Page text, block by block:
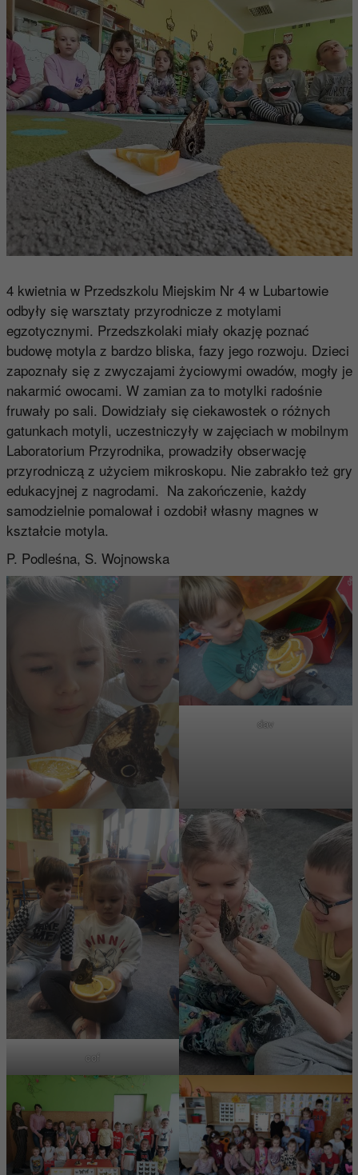
4 kwietnia w Przedszkolu Miejskim Nr 4 w Lubartowie
odbyły się warsztaty przyrodnicze z motylami
egzotycznymi. Przedszkolaki miały okazję poznać
budowę motyla z bardzo bliska, fazy jego rozwoju. Dzieci
zapoznały się z zwyczajami życiowymi owadów, mogły je
nakarmić owocami. W zamian za to motylki radośnie
fruwały po sali. Dowidziały się ciekawostek o różnych
gatunkach motyli, uczestniczyły w zajęciach w mobilnym
Laboratorium Przyrodnika, prowadziły obserwację
przyrodniczą z użyciem mikroskopu. Nie zabrakło też gry
edukacyjnej z nagrodami. Na zakończenie, każdy
samodzielnie pomalował i ozdobił własny magnes w
kształcie motyla.
P. Podleśna, S. Wojnowska
dav
cof